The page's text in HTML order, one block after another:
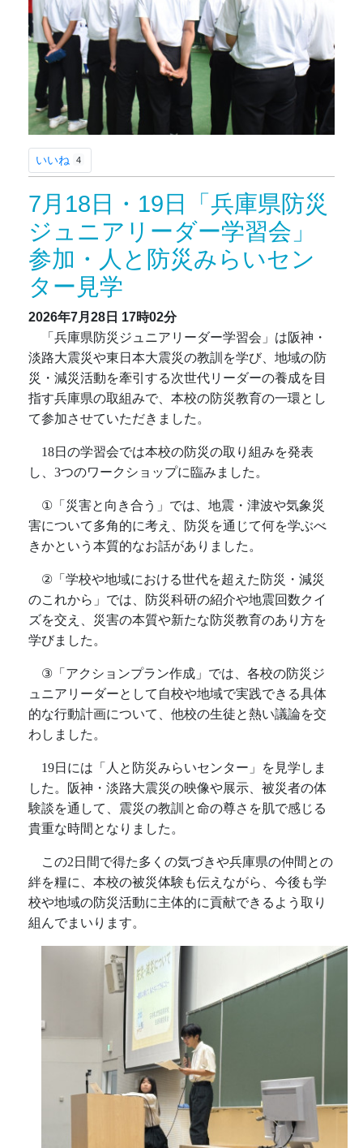
いいね 4
7月18日・19日「兵庫県防災
ジュニアリーダー学習会」
参加・人と防災みらいセン
ター見学
2026年7月28日 17時02分
「兵庫県防災ジュニアリーダー学習会」は阪神・
淡路大震災や東日本大震災の教訓を学び、地域の防
災・減災活動を牽引する次世代リーダーの養成を目
指す兵庫県の取組みで、本校の防災教育の一環とし
て参加させていただきました。
18日の学習会では本校の防災の取り組みを発表
し、 3つのワークショップに臨みました。
① 「災害と向き合う」では、地震・津波や気象災
害について多角的に考え、防災を通じて何を学ぶべ
きかという本質的なお話がありました。
② 「学校や地域における世代を超えた防災・減災
のこれから」では、防災科研の紹介や地震回数クイ
ズを交え、災害の本質や新たな防災教育のあり方を
学びました。
③ 「アクションプラン作成」では、各校の防災ジ
ュニアリーダーとして自校や地域で実践できる具体
的な行動計画について、他校の生徒と熱い議論を交
わしました。
19日には「人と防災みらいセンター」を見学しま
した。阪神・淡路大震災の映像や展示、被災者の体
験談を通して、震災の教訓と命の尊さを肌で感じる
貴重な時間となりました。
この2 日間で得た多くの気づきや兵庫県の仲間との
絆を糧に、本校の被災体験も伝えながら、今後も学
校や地域の防災活動に主体的に貢献できるよう取り
組んでまいります。